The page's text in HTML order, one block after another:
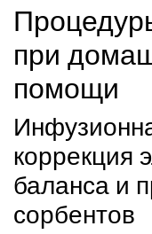
при
помощи
коррекция
баланса и
сорбентов